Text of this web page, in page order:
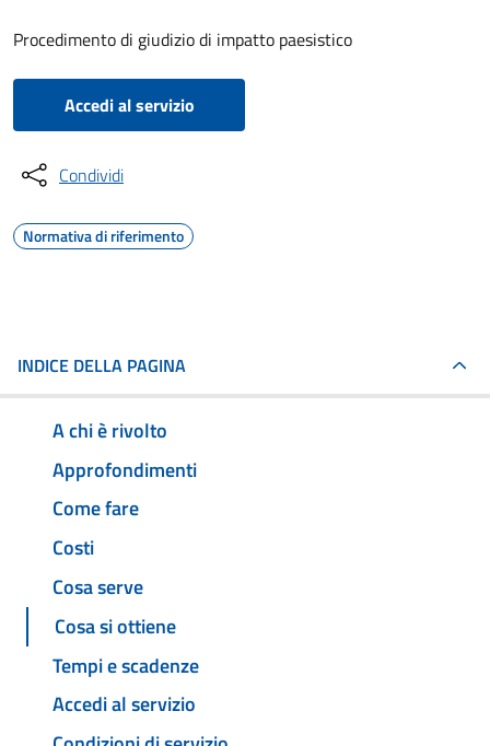
Procedimento di giudizio di impatto paesistico
Accedi al servizio
Condividi
Normativa di riferimento
INDICE DELLA PAGINA
A chi è rivolto
Approfondimenti
Come fare
Costi
Cosa serve
Cosa si ottiene
Tempi e scadenze
Accedi al servizio